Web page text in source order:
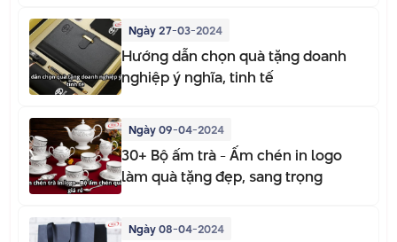
Ngày 27-03-2024
Hướng dẫn chọn quà tặng doanh
nghiệp ý nghĩa, tinh tế
Ngày 09-04-2024
30+ Bộ ấm trà - Ấm chén in logo
làm quà tặng đẹp, sang trọng
Ngày 08-04-2024